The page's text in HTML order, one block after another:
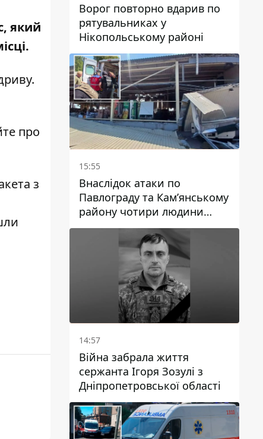
який
про
з
Ворог повторно вдарив по
рятувальниках у
Нікопольському районі
15:55
Внаслідок атаки по
Павлограду та Кам’янському
району чотири людини
загинули, семеро зазнали
поранень
14:57
Війна забрала життя
сержанта Ігоря Зозулі з
Дніпропетровської області